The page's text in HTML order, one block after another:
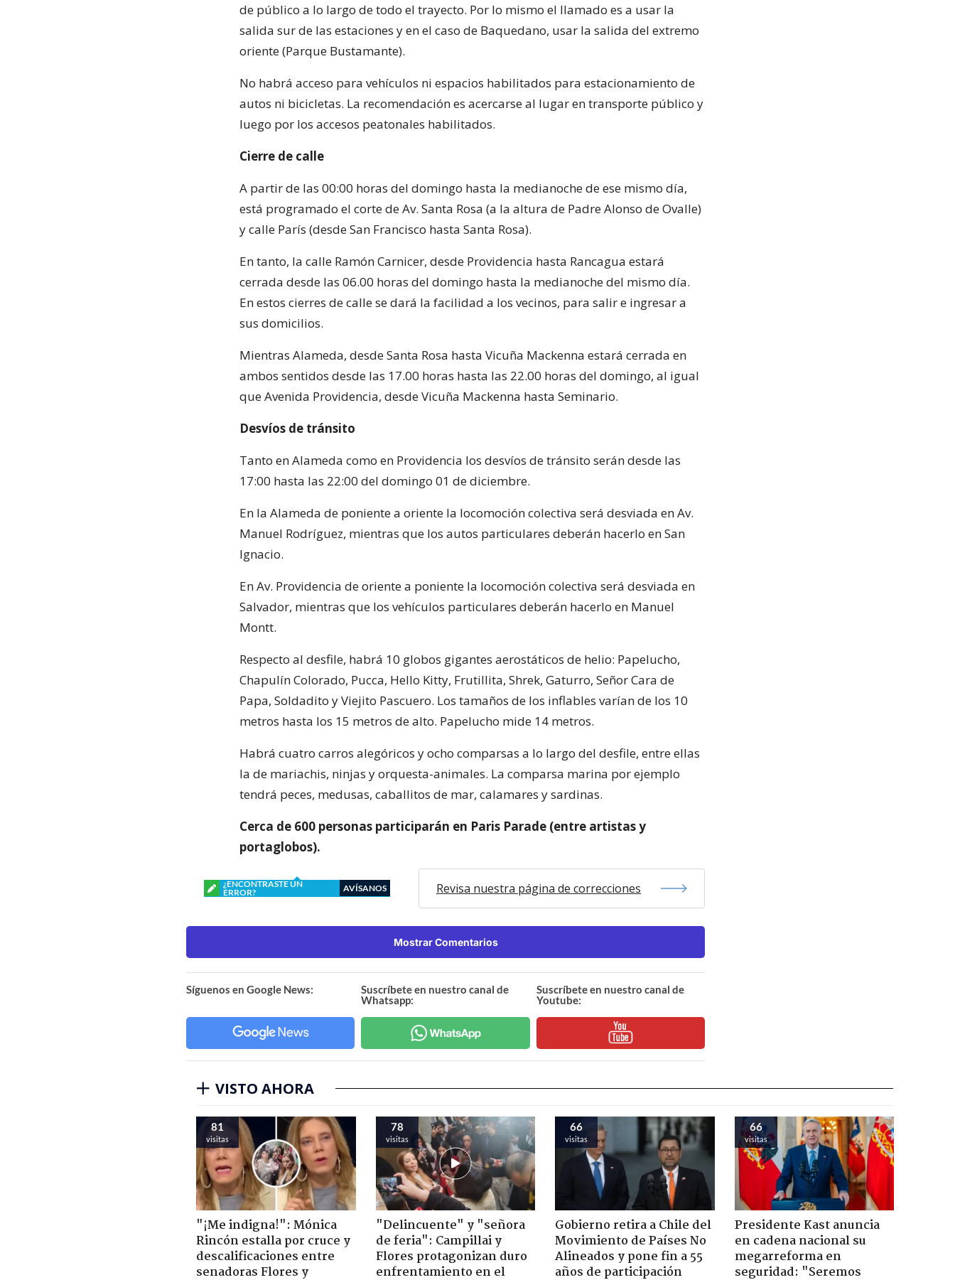
de público a lo largo de todo el trayecto. Por lo mismo el llamado es a usar la
salida sur de las estaciones y en el caso de Baquedano, usar la salida del extremo
oriente (Parque Bustamante).
No habrá acceso para vehículos ni espacios habilitados para estacionamiento de
autos ni bicicletas. La recomendación es acercarse al lugar en transporte público y
luego por los accesos peatonales habilitados.
Cierre de calle
A partir de las 00:00 horas del domingo hasta la medianoche de ese mismo día,
está programado el corte de Av. Santa Rosa (a la altura de Padre Alonso de Ovalle)
y calle París (desde San Francisco hasta Santa Rosa).
En tanto, la calle Ramón Carnicer, desde Providencia hasta Rancagua estará
cerrada desde las 06.00 horas del domingo hasta la medianoche del mismo día.
En estos cierres de calle se dará la facilidad a los vecinos, para salir e ingresar a
sus domicilios.
Mientras Alameda, desde Santa Rosa hasta Vicuña Mackenna estará cerrada en
ambos sentidos desde las 17.00 horas hasta las 22.00 horas del domingo, al igual
que Avenida Providencia, desde Vicuña Mackenna hasta Seminario.
Desvíos de tránsito
Tanto en Alameda como en Providencia los desvíos de tránsito serán desde las
17:00 hasta las 22:00 del domingo 01 de diciembre.
En la Alameda de poniente a oriente la locomoción colectiva será desviada en Av.
Manuel Rodríguez, mientras que los autos particulares deberán hacerlo en San
Ignacio.
En Av. Providencia de oriente a poniente la locomoción colectiva será desviada en
Salvador, mientras que los vehículos particulares deberán hacerlo en Manuel
Montt.
Respecto al desfile, habrá 10 globos gigantes aerostáticos de helio: Papelucho,
Chapulín Colorado, Pucca, Hello Kitty, Frutillita, Shrek, Gaturro, Señor Cara de
Papa, Soldadito y Viejito Pascuero. Los tamaños de los inflables varían de los 10
metros hasta los 15 metros de alto. Papelucho mide 14 metros.
Habrá cuatro carros alegóricos y ocho comparsas a lo largo del desfile, entre ellas
la de mariachis, ninjas y orquesta-animales. La comparsa marina por ejemplo
tendrá peces, medusas, caballitos de mar, calamares y sardinas.
Cerca de 600 personas participarán en Paris Parade (entre artistas y
portaglobos).
¿ENCONTRASTE UN
ERROR?
AVÍSANOS Revisa nuestra página de correcciones
Mostrar Comentarios
Síguenos en Google News:
Suscríbete en nuestro canal de
Whatsapp:
Suscríbete en nuestro canal de
Youtube:
VISTO AHORA
81
visitas
"¡Me indigna!": Mónica
Rincón estalla por cruce y
descalificaciones entre
senadoras Flores y
78
visitas
"Delincuente" y "señora
de feria": Campillai y
Flores protagonizan duro
enfrentamiento en el
66
visitas
Gobierno retira a Chile del
Movimiento de Países No
Alineados y pone fin a 55
años de participación
66
visitas
Presidente Kast anuncia
en cadena nacional su
megarreforma en
seguridad: "Seremos